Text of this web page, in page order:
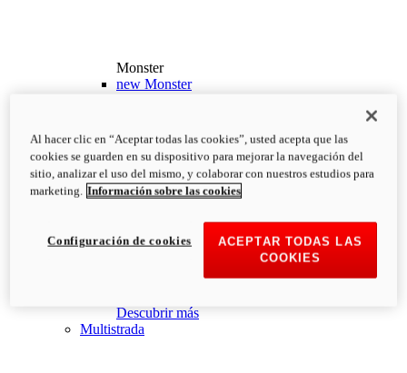
Monster
new Monster
PVP Recomendado desde: 13.190€
i
Configurar
Descubrir más
new Monster +
Monster +
newMonster 100
Descubrir más
Multistrada
Al hacer clic en “Aceptar todas las cookies”, usted acepta que las
cookies se guarden en su dispositivo para mejorar la navegación del
sitio, analizar el uso del mismo, y colaborar con nuestros estudios para
marketing. Información sobre las cookies
ACEPTAR TODAS LAS
COOKIES
Configuración de cookies